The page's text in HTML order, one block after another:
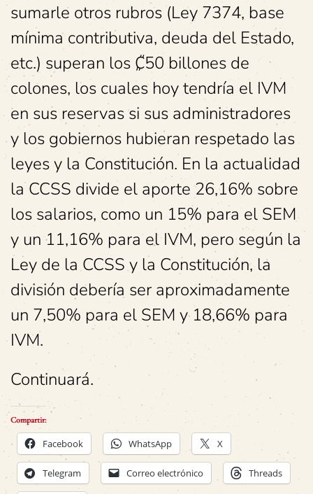
sumarle otros rubros (Ley 7374, base
mínima contributiva, deuda del Estado,
etc.) superan los ₡50 billones de
colones, los cuales hoy tendría el IVM
en sus reservas si sus administradores
y los gobiernos hubieran respetado las
leyes y la Constitución. En la actualidad
la CCSS divide el aporte 26,16% sobre
los salarios, como un 15% para el SEM
y un 11,16% para el IVM, pero según la
Ley de la CCSS y la Constitución, la
división debería ser aproximadamente
un 7,50% para el SEM y 18,66% para
IVM.
Continuará.
Compartir:
Facebook WhatsApp X
Telegram Correo electrónico Threads